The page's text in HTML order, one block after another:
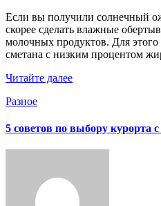
Если вы получили солнечный ожог, то следует как можно
скорее сделать влажные
молочных продуктов. Для
сметана с низким процентом
Читайте далее
Разное
5 советов по выбору курорта